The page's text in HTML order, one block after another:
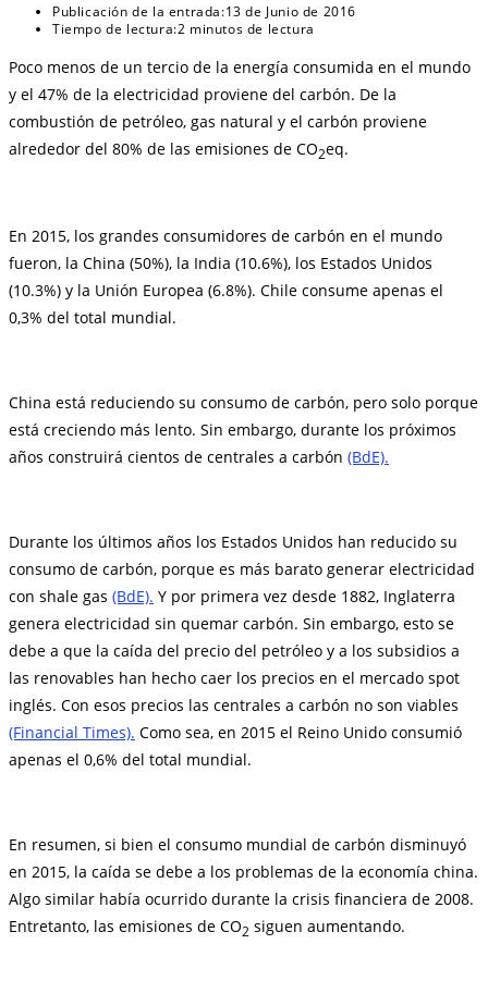
Publicación de la entrada:13 de Junio de 2016
Tiempo de lectura:2 minutos de lectura
Poco menos de un tercio de la energía consumida en el mundo
y el 47% de la electricidad proviene del carbón. De la
combustión de petróleo, gas natural y el carbón proviene
alrededor del 80% de las emisiones de CO2eq.
En 2015, los grandes consumidores de carbón en el mundo
fueron, la China (50%), la India (10.6%), los Estados Unidos
(10.3%) y la Unión Europea (6.8%). Chile consume apenas el
0,3% del total mundial.
China está reduciendo su consumo de carbón, pero solo porque
está creciendo más lento. Sin embargo, durante los próximos
años construirá cientos de centrales a carbón (BdE).
Durante los últimos años los Estados Unidos han reducido su
consumo de carbón, porque es más barato generar electricidad
con shale gas (BdE). Y por primera vez desde 1882, Inglaterra
genera electricidad sin quemar carbón. Sin embargo, esto se
debe a que la caída del precio del petróleo y a los subsidios a
las renovables han hecho caer los precios en el mercado spot
inglés. Con esos precios las centrales a carbón no son viables
(Financial Times). Como sea, en 2015 el Reino Unido consumió
apenas el 0,6% del total mundial.
En resumen, si bien el consumo mundial de carbón disminuyó
en 2015, la caída se debe a los problemas de la economía china.
Algo similar había ocurrido durante la crisis financiera de 2008.
Entretanto, las emisiones de CO2 siguen aumentando.